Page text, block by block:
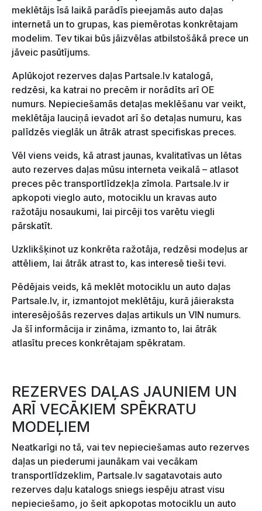
meklētājs īsā laikā parādīs pieejamās auto daļas
internetā un to grupas, kas piemērotas konkrētajam
modelim. Tev tikai būs jāizvēlas atbilstošākā prece un
jāveic pasūtījums.
Aplūkojot rezerves daļas Partsale.lv katalogā,
redzēsi, ka katrai no precēm ir norādīts arī OE
numurs. Nepieciešamās detaļas meklēšanu var veikt,
meklētāja lauciņā ievadot arī šo detaļas numuru, kas
palīdzēs vieglāk un ātrāk atrast specifiskas preces.
Vēl viens veids, kā atrast jaunas, kvalitatīvas un lētas
auto rezerves daļas mūsu interneta veikalā – atlasot
preces pēc transportlīdzekļa zīmola. Partsale.lv ir
apkopoti vieglo auto, motociklu un kravas auto
ražotāju nosaukumi, lai pircēji tos varētu viegli
pārskatīt.
Uzklikšķinot uz konkrēta ražotāja, redzēsi modeļus ar
attēliem, lai ātrāk atrast to, kas interesē tieši tevi.
Pēdējais veids, kā meklēt motociklu un auto daļas
Partsale.lv, ir, izmantojot meklētāju, kurā jāieraksta
interesējošās rezerves daļas artikuls un VIN numurs.
Ja šī informācija ir zināma, izmanto to, lai ātrāk
atlasītu preces konkrētajam spēkratam.
REZERVES DAĻAS JAUNIEM UN
ARĪ VECĀKIEM SPĒKRATU
MODEĻIEM
Neatkarīgi no tā, vai tev nepieciešamas auto rezerves
daļas un piederumi jaunākam vai vecākam
transportlīdzeklim, Partsale.lv sagatavotais auto
rezerves daļu katalogs sniegs iespēju atrast visu
nepieciešamo, jo šeit apkopotas motociklu un auto